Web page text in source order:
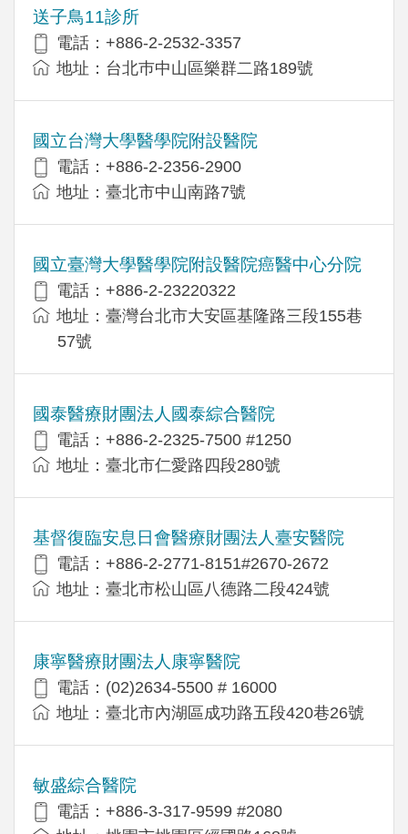
送子鳥11診所
電話：+886-2-2532-3357
地址：台北巿中山區樂群二路189號
國立台灣大學醫學院附設醫院
電話：+886-2-2356-2900
地址：臺北市中山南路7號
國立臺灣大學醫學院附設醫院癌醫中心分院
電話：+886-2-23220322
地址：臺灣台北市大安區基隆路三段155巷
57號
國泰醫療財團法人國泰綜合醫院
電話：+886-2-2325-7500 #1250
地址：臺北市仁愛路四段280號
基督復臨安息日會醫療財團法人臺安醫院
電話：+886-2-2771-8151#2670-2672
地址：臺北市松山區八德路二段424號
康寧醫療財團法人康寧醫院
電話：(02)2634-5500 # 16000
地址：臺北市內湖區成功路五段420巷26號
敏盛綜合醫院
電話：+886-3-317-9599 #2080